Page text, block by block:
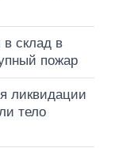
в склад в
пожар
ликвидации
тело